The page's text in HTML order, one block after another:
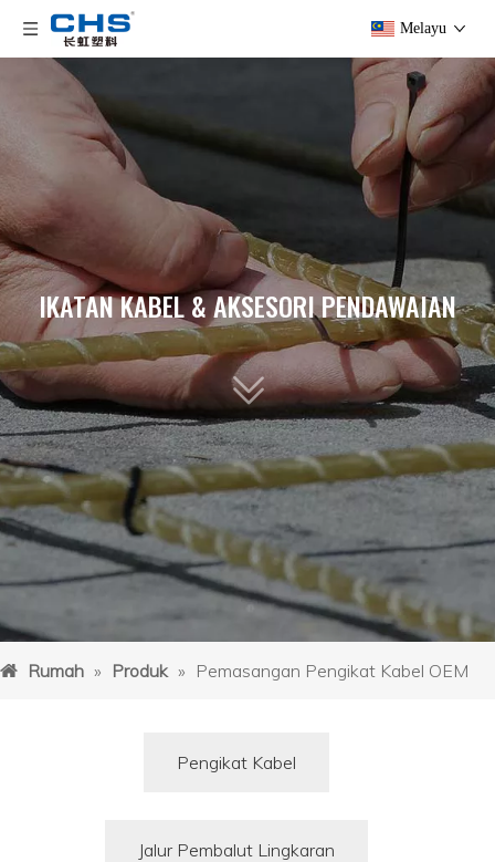
Melayu
IKATAN KABEL & AKSESORI PENDAWAIAN
Rumah » Produk » Pemasangan Pengikat Kabel OEM
Pengikat Kabel
Jalur Pembalut Lingkaran